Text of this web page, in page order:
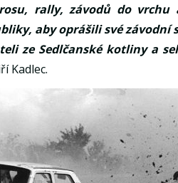
rally, závodů do
aby oprášili své
ze Sedlčanské kotliny a
Kadlec.